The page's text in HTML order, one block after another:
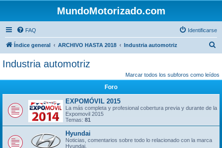
MundoMotorizado.com
FAQ Identificarse
Índice general ARCHIVO HASTA 2018 Industria automotriz
c
Industria automotriz
Marcar todos los subforos como leídos
Foro
EXPOMÓVIL 2015
La más completa y profesional cobertura previa y durante de la
Expomovil 2015
Temas: 81
Hyundai
Noticias, comentarios sobre todo lo relacionado con la marca
Hyundai.